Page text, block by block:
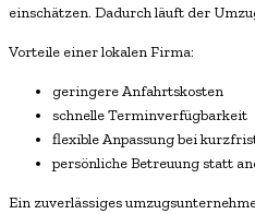
einschätzen. Dadurch läuft der
Vorteile einer lokalen Firma:
geringere Anfahrtskosten
schnelle Terminverfügbarkeit
flexible Anpassung bei
persönliche Betreuung statt
Ein zuverlässiges